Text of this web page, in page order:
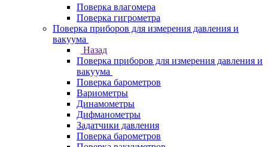
Поверка влагомера
Поверка гигрометра
Поверка приборов для измерения давления и
вакуума
Назад
Поверка приборов для измерения давления и
вакуума
Поверка барометров
Вариометры
Динамометры
Дифманометры
Задатчики давления
Поверка барометров